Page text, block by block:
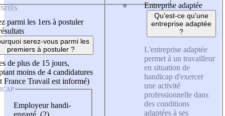
parmi les 1ers à postuler
serez-vous parmi les
premiers à postuler ?
de plus de 15 jours,
moins de 4 candidatures
France Travail est informé)
Employeur handi-
Entreprise adaptée
Qu'est-ce qu'une
entreprise adaptée
?
L'entreprise adaptée
permet à un travailleur
en situation de
handicap d'exercer
une activité
professionnelle dans
des conditions
adaptées à ses